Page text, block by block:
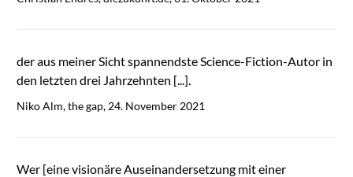
der aus meiner Sicht spannendste Science-Fiction-Autor in
den letzten drei Jahrzehnten [...].
Niko Alm, the gap, 24. November 2021
Wer [eine visionäre Auseinandersetzung mit einer